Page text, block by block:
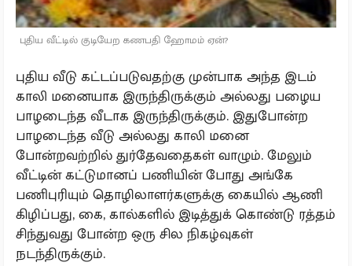
புதிய வீட்டில் குடியேற கணபதி ஹோமம் ஏன்?
புதிய வீடு கட்டப்படுவதற்கு முன்பாக அந்த இடம்
காலி மனையாக இருந்திருக்கும் அல்லது பழைய
பாழடைந்த வீடாக இருந்திருக்கும். இதுபோன்ற
பாழடைந்த வீடு அல்லது காலி மனை
போன்றவற்றில் துர்தேவதைகள் வாழும். மேலும்
வீட்டின் கட்டுமானப் பணியின் போது அங்கே
பணிபுரியும் தொழிலாளர்களுக்கு கையில் ஆணி
கிழிப்பது, கை, கால்களில் இடித்துக் கொண்டு ரத்தம்
சிந்துவது போன்ற ஒரு சில நிகழ்வுகள்
நடந்திருக்கும்.